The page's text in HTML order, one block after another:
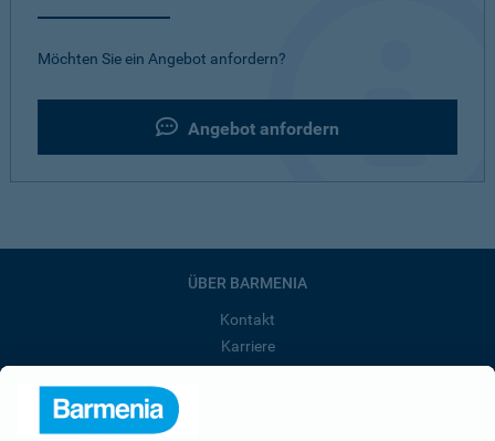
Möchten Sie ein Angebot anfordern?
Angebot anfordern
ÜBER BARMENIA
Kontakt
Karriere
Presse